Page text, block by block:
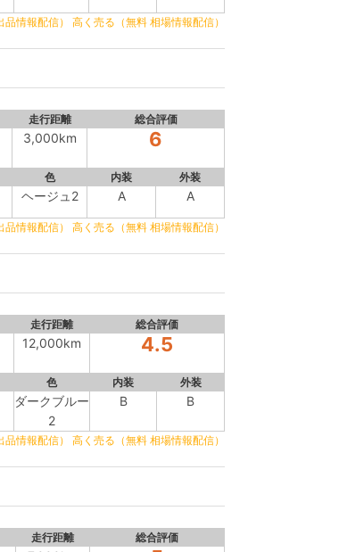
情報配信） 高く売る（無料 相場情報配信）
走行距離 総合評価
3,000km 6
色 内装 外装
ヘージュ2 A A
情報配信） 高く売る（無料 相場情報配信）
走行距離 総合評価
12,000km 4.5
色 内装 外装
ダークブルー
2
B B
情報配信） 高く売る（無料 相場情報配信）
走行距離 総合評価